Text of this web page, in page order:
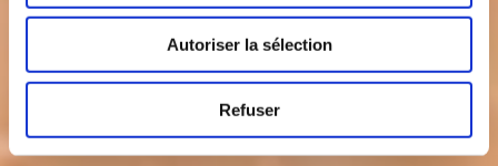
Autoriser la sélection
Refuser